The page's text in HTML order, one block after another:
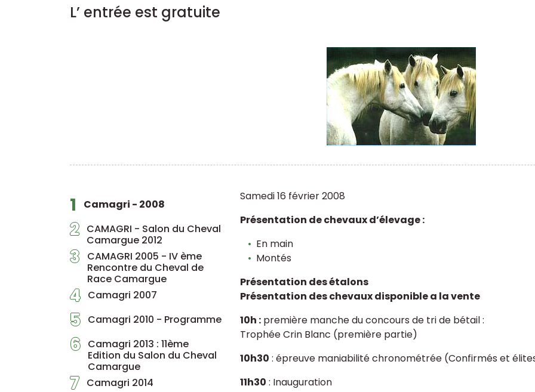
L’ entrée est gratuite
1 Camagri - 2008
2 CAMAGRI - Salon du Cheval
Camargue 2012
3
CAMAGRI 2005 - IV ème
Rencontre du Cheval de
Race Camargue
4 Camagri 2007
5 Camagri 2010 - Programme
6 Camagri 2013 : 11ème
Edition du Salon du Cheval
Camargue
7 Camagri 2014
Samedi 16 février 2008
Présentation de chevaux d’élevage :
En main
Montés
Présentation des étalons
Présentation des chevaux disponible a la vente
10h : première manche du concours de tri de bétail :
Trophée Crin Blanc (première partie)
10h30 : épreuve maniabilité chronométrée (Confirmés et
11h30 : Inauguration